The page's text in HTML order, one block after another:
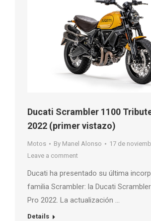
Ducati Scrambler 1100
2022 (primer vistazo)
Motos By Manel Alonso
17 de
Leave a comment
Ducati ha presentado su última
familia Scrambler: la Ducati
Pro 2022. La actualización …
Details